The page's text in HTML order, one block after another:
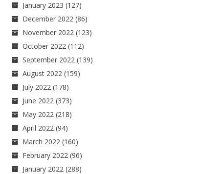
January 2023 (127)
December 2022 (86)
November 2022 (123)
October 2022 (112)
September 2022 (139)
August 2022 (159)
July 2022 (178)
June 2022 (373)
May 2022 (218)
April 2022 (94)
March 2022 (160)
February 2022 (96)
January 2022 (288)